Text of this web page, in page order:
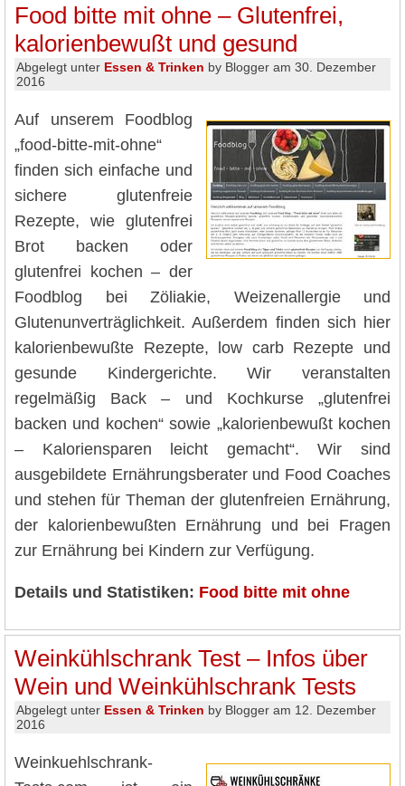
Food bitte mit ohne – Glutenfrei,
kalorienbewußt und gesund
Abgelegt unter Essen & Trinken by Blogger am 30. Dezember
2016
Auf unserem Foodblog
„food-bitte-mit-ohne“
finden sich einfache und
sichere glutenfreie
Rezepte, wie glutenfrei
Brot backen oder
glutenfrei kochen – der
Foodblog bei Zöliakie, Weizenallergie und
Glutenunverträglichkeit. Außerdem finden sich hier
kalorienbewußte Rezepte, low carb Rezepte und
gesunde Kindergerichte. Wir veranstalten
regelmäßig Back – und Kochkurse „glutenfrei
backen und kochen“ sowie „kalorienbewußt kochen
– Kaloriensparen leicht gemacht“. Wir sind
ausgebildete Ernährungsberater und Food Coaches
und stehen für Theman der glutenfreien Ernährung,
der kalorienbewußten Ernährung und bei Fragen
zur Ernährung bei Kindern zur Verfügung.
Details und Statistiken: Food bitte mit ohne
Weinkühlschrank Test – Infos über
Wein und Weinkühlschrank Tests
Abgelegt unter Essen & Trinken by Blogger am 12. Dezember
2016
Weinkuehlschrank-